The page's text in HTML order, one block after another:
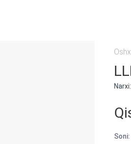
Narxi:
Soni: